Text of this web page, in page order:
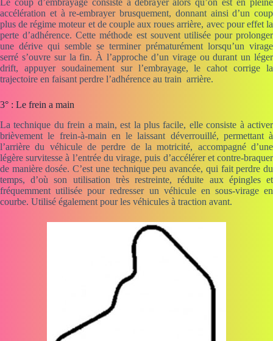
Le coup d’embrayage consiste à débrayer alors qu’on est en pleine
accélération et à re-embrayer brusquement, donnant ainsi d’un coup
plus de régime moteur et de couple aux roues arrière, avec pour effet la
perte d’adhérence. Cette méthode est souvent utilisée pour prolonger
une dérive qui semble se terminer prématurément lorsqu’un virage
serré s’ouvre sur la fin. À l’approche d’un virage ou durant un léger
drift, appuyer soudainement sur l’embrayage, le cahot corrige la
trajectoire en faisant perdre l’adhérence au train arrière.
3° : Le frein a main
La technique du frein a main, est la plus facile, elle consiste à activer
brièvement le frein-à-main en le laissant déverrouillé, permettant à
l’arrière du véhicule de perdre de la motricité, accompagné d’une
légère survitesse à l’entrée du virage, puis d’accélérer et contre-braquer
de manière dosée. C’est une technique peu avancée, qui fait perdre du
temps, d’où son utilisation très restreinte, réduite aux épingles et
fréquemment utilisée pour redresser un véhicule en sous-virage en
courbe. Utilisé également pour les véhicules à traction avant.